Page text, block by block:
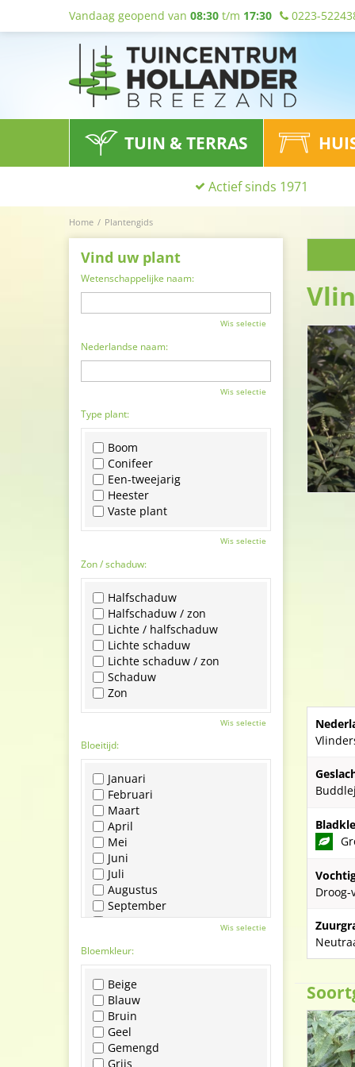
Home Plantengids
Vandaag geopend van 08:30 t/m 17:30 0223-
TUIN & TERRAS
Actief sinds 1971
Vind uw plant
Wetenschappelijke naam:
Wis selectie
Nederlandse naam:
Wis selectie
Type plant:
Boom
Conifeer
Een-tweejarig
Heester
Vaste plant
Wis selectie
Zon / schaduw:
Halfschaduw
Halfschaduw / zon
Lichte / halfschaduw
Lichte schaduw
Lichte schaduw / zon
Schaduw
Zon
Wis selectie
Bloeitijd:
Januari
Februari
Maart
April
Mei
Juni
Juli
Augustus
September
Oktober
December
Wis selectie
Bloemkleur:
Beige
Blauw
Bruin
Geel
Gemengd
Grijs